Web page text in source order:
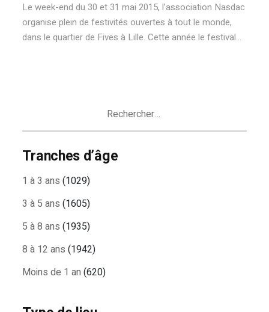
Le week-end du 30 et 31 mai 2015, l’association Nasdac
organise plein de festivités ouvertes à tout le monde,
dans le quartier de Fives à Lille. Cette année le festival...
Tranches d’âge
1 à 3 ans (1029)
3 à 5 ans (1605)
5 à 8 ans (1935)
8 à 12 ans (1942)
Moins de 1 an (620)